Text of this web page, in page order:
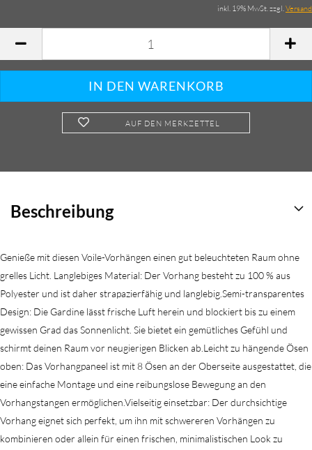
inkl. 19% MwSt. zzgl.Versand
AUF DEN MERKZETTEL
Beschreibung
Genieße mit diesen Voile-Vorhängen einen gut beleuchteten Raum ohne
grelles Licht. Langlebiges Material: Der Vorhang besteht zu 100 % aus
Polyester und ist daher strapazierfähig und langlebig.Semi-transparentes
Design: Die Gardine lässt frische Luft herein und blockiert bis zu einem
gewissen Grad das Sonnenlicht. Sie bietet ein gemütliches Gefühl und
schirmt deinen Raum vor neugierigen Blicken ab.Leicht zu hängende Ösen
oben: Das Vorhangpaneel ist mit 8 Ösen an der Oberseite ausgestattet, die
eine einfache Montage und eine reibungslose Bewegung an den
Vorhangstangen ermöglichen.Vielseitig einsetzbar: Der durchsichtige
Vorhang eignet sich perfekt, um ihn mit schwereren Vorhängen zu
kombinieren oder allein für einen frischen, minimalistischen Look zu